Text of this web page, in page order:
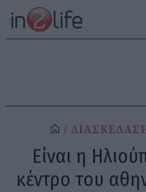
Είναι η
κέντρο του